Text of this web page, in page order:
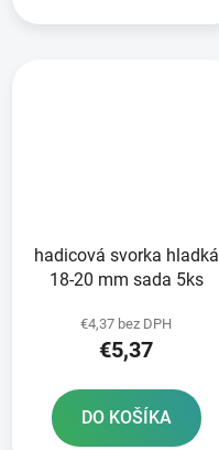
hadicová svorka hladká
18-20 mm sada 5ks
€4,37 bez DPH
€5,37
DO KOŠÍKA